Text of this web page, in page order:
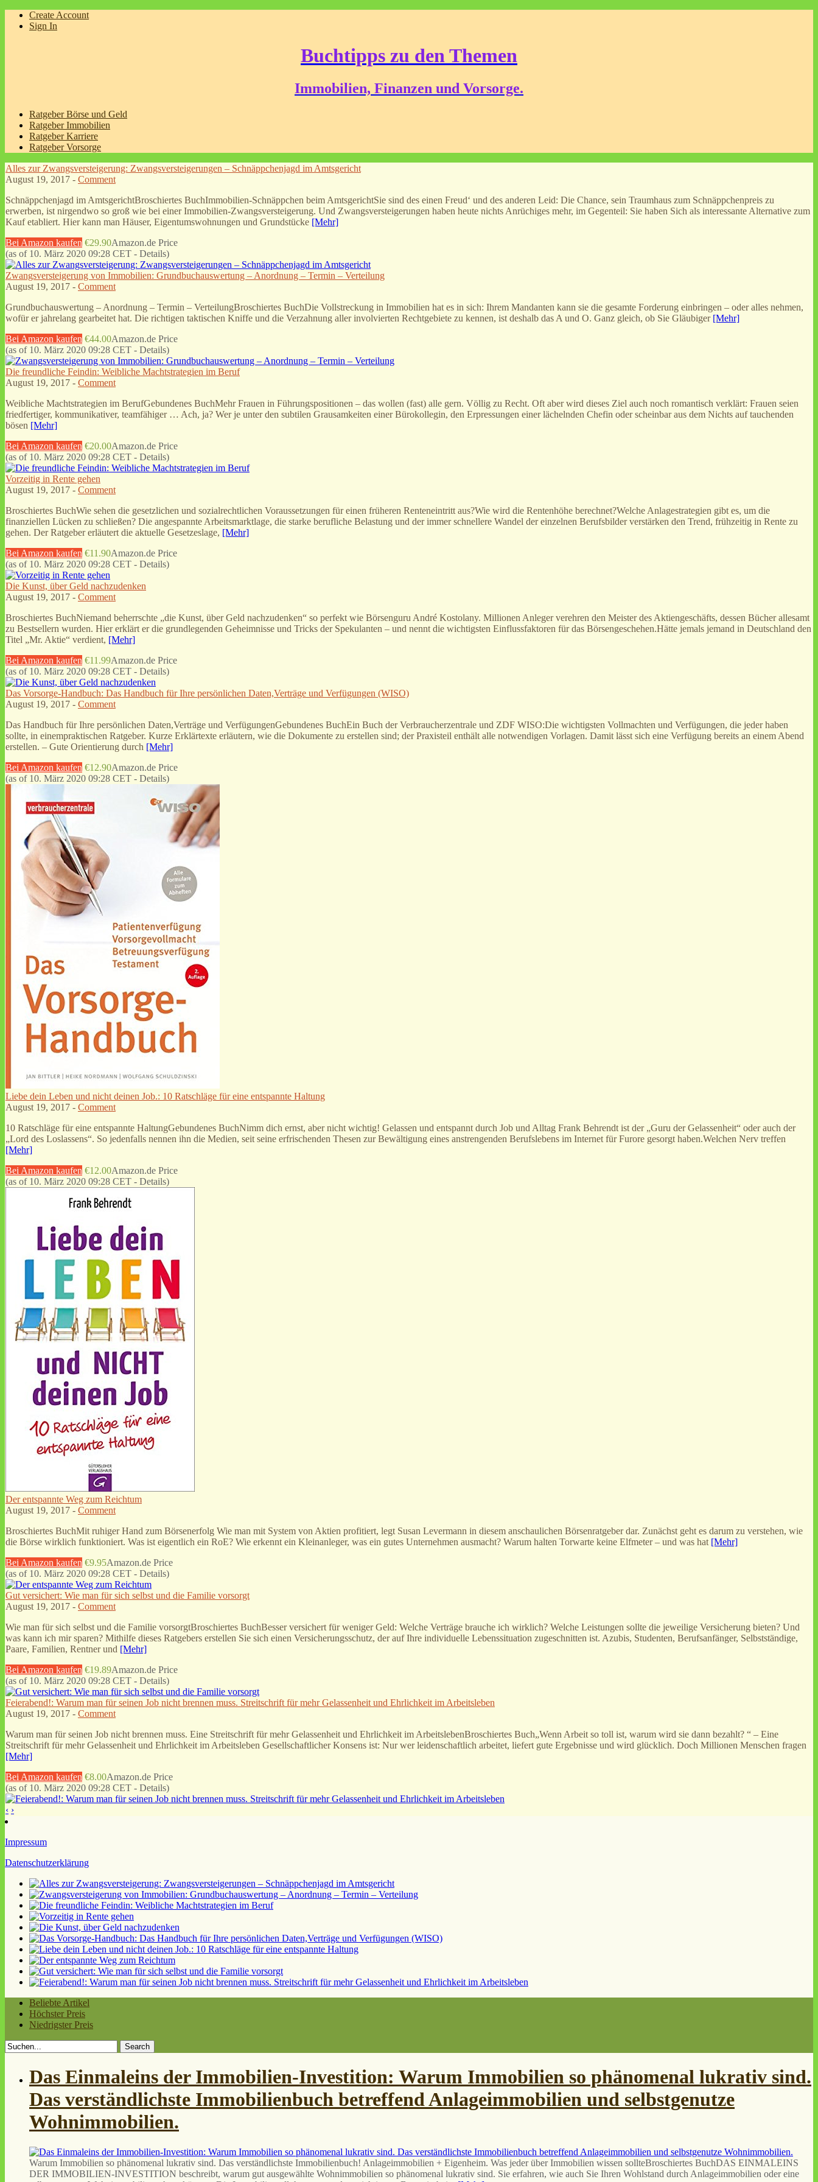
Create Account
Sign In
Buchtipps zu den Themen
Immobilien, Finanzen und Vorsorge.
Ratgeber Börse und Geld
Ratgeber Immobilien
Ratgeber Karriere
Ratgeber Vorsorge
Alles zur Zwangsversteigerung: Zwangsversteigerungen – Schnäppchenjagd im Amtsgericht
August 19, 2017 - Comment
Schnäppchenjagd im AmtsgerichtBroschiertes BuchImmobilien-Schnäppchen beim AmtsgerichtSie sind des einen Freud‘ und des anderen Leid: Die Chance, sein Traumhaus zum Schnäppchenpreis zu
erwerben, ist nirgendwo so groß wie bei einer Immobilien-Zwangsversteigerung. Und Zwangsversteigerungen haben heute nichts Anrüchiges mehr, im Gegenteil: Sie haben Sich als interessante Alternative zum
Kauf etabliert. Hier kann man Häuser, Eigentumswohnungen und Grundstücke [Mehr]
Bei Amazon kaufen €29.90Amazon.de Price
(as of 10. März 2020 09:28 CET - Details)
Zwangsversteigerung von Immobilien: Grundbuchauswertung – Anordnung – Termin – Verteilung
August 19, 2017 - Comment
Grundbuchauswertung – Anordnung – Termin – VerteilungBroschiertes BuchDie Vollstreckung in Immobilien hat es in sich: Ihrem Mandanten kann sie die gesamte Forderung einbringen – oder alles nehmen,
wofür er jahrelang gearbeitet hat. Die richtigen taktischen Kniffe und die Verzahnung aller involvierten Rechtgebiete zu kennen, ist deshalb das A und O. Ganz gleich, ob Sie Gläubiger [Mehr]
Bei Amazon kaufen €44.00Amazon.de Price
(as of 10. März 2020 09:28 CET - Details)
Die freundliche Feindin: Weibliche Machtstrategien im Beruf
August 19, 2017 - Comment
Weibliche Machtstrategien im BerufGebundenes BuchMehr Frauen in Führungspositionen – das wollen (fast) alle gern. Völlig zu Recht. Oft aber wird dieses Ziel auch noch romantisch verklärt: Frauen seien
friedfertiger, kommunikativer, teamfähiger … Ach, ja? Wer je unter den subtilen Grausamkeiten einer Bürokollegin, den Erpressungen einer lächelnden Chefin oder scheinbar aus dem Nichts auf tauchenden
bösen [Mehr]
Bei Amazon kaufen €20.00Amazon.de Price
(as of 10. März 2020 09:28 CET - Details)
Vorzeitig in Rente gehen
August 19, 2017 - Comment
Broschiertes BuchWie sehen die gesetzlichen und sozialrechtlichen Voraussetzungen für einen früheren Renteneintritt aus?Wie wird die Rentenhöhe berechnet?Welche Anlagestrategien gibt es, um die
finanziellen Lücken zu schließen? Die angespannte Arbeitsmarktlage, die starke berufliche Belastung und der immer schnellere Wandel der einzelnen Berufsbilder verstärken den Trend, frühzeitig in Rente zu
gehen. Der Ratgeber erläutert die aktuelle Gesetzeslage, [Mehr]
Bei Amazon kaufen €11.90Amazon.de Price
(as of 10. März 2020 09:28 CET - Details)
Die Kunst, über Geld nachzudenken
August 19, 2017 - Comment
Broschiertes BuchNiemand beherrschte „die Kunst, über Geld nachzudenken“ so perfekt wie Börsenguru André Kostolany. Millionen Anleger verehren den Meister des Aktiengeschäfts, dessen Bücher allesamt
zu Bestsellern wurden. Hier erklärt er die grundlegenden Geheimnisse und Tricks der Spekulanten – und nennt die wichtigsten Einflussfaktoren für das Börsengeschehen.Hätte jemals jemand in Deutschland den
Titel „Mr. Aktie“ verdient, [Mehr]
Bei Amazon kaufen €11.99Amazon.de Price
(as of 10. März 2020 09:28 CET - Details)
Das Vorsorge-Handbuch: Das Handbuch für Ihre persönlichen Daten,Verträge und Verfügungen (WISO)
August 19, 2017 - Comment
Das Handbuch für Ihre persönlichen Daten,Verträge und VerfügungenGebundenes BuchEin Buch der Verbraucherzentrale und ZDF WISO:Die wichtigsten Vollmachten und Verfügungen, die jeder haben
sollte, in einempraktischen Ratgeber. Kurze Erklärtexte erläutern, wie die Dokumente zu erstellen sind; der Praxisteil enthält alle notwendigen Vorlagen. Damit lässt sich eine Verfügung bereits an einem Abend
erstellen. – Gute Orientierung durch [Mehr]
Bei Amazon kaufen €12.90Amazon.de Price
(as of 10. März 2020 09:28 CET - Details)
Liebe dein Leben und nicht deinen Job.: 10 Ratschläge für eine entspannte Haltung
August 19, 2017 - Comment
10 Ratschläge für eine entspannte HaltungGebundenes BuchNimm dich ernst, aber nicht wichtig! Gelassen und entspannt durch Job und Alltag Frank Behrendt ist der „Guru der Gelassenheit“ oder auch der
„Lord des Loslassens“. So jedenfalls nennen ihn die Medien, seit seine erfrischenden Thesen zur Bewältigung eines anstrengenden Berufslebens im Internet für Furore gesorgt haben.Welchen Nerv treffen
[Mehr]
Bei Amazon kaufen €12.00Amazon.de Price
(as of 10. März 2020 09:28 CET - Details)
Der entspannte Weg zum Reichtum
August 19, 2017 - Comment
Broschiertes BuchMit ruhiger Hand zum Börsenerfolg Wie man mit System von Aktien profitiert, legt Susan Levermann in diesem anschaulichen Börsenratgeber dar. Zunächst geht es darum zu verstehen, wie
die Börse wirklich funktioniert. Was ist eigentlich ein RoE? Wie erkennt ein Kleinanleger, was ein gutes Unternehmen ausmacht? Warum halten Torwarte keine Elfmeter – und was hat [Mehr]
Bei Amazon kaufen €9.95Amazon.de Price
(as of 10. März 2020 09:28 CET - Details)
Gut versichert: Wie man für sich selbst und die Familie vorsorgt
August 19, 2017 - Comment
Wie man für sich selbst und die Familie vorsorgtBroschiertes BuchBesser versichert für weniger Geld: Welche Verträge brauche ich wirklich? Welche Leistungen sollte die jeweilige Versicherung bieten? Und
was kann ich mir sparen? Mithilfe dieses Ratgebers erstellen Sie sich einen Versicherungsschutz, der auf Ihre individuelle Lebenssituation zugeschnitten ist. Azubis, Studenten, Berufsanfänger, Selbstständige,
Paare, Familien, Rentner und [Mehr]
Bei Amazon kaufen €19.89Amazon.de Price
(as of 10. März 2020 09:28 CET - Details)
Feierabend!: Warum man für seinen Job nicht brennen muss. Streitschrift für mehr Gelassenheit und Ehrlichkeit im Arbeitsleben
August 19, 2017 - Comment
Warum man für seinen Job nicht brennen muss. Eine Streitschrift für mehr Gelassenheit und Ehrlichkeit im ArbeitslebenBroschiertes Buch„Wenn Arbeit so toll ist, warum wird sie dann bezahlt? “ – Eine
Streitschrift für mehr Gelassenheit und Ehrlichkeit im Arbeitsleben Gesellschaftlicher Konsens ist: Nur wer leidenschaftlich arbeitet, liefert gute Ergebnisse und wird glücklich. Doch Millionen Menschen fragen
[Mehr]
Bei Amazon kaufen €8.00Amazon.de Price
(as of 10. März 2020 09:28 CET - Details)
‹ ›
Impressum
Datenschutzerklärung
Beliebte Artikel
Höchster Preis
Niedrigster Preis
Search
for:
Das Einmaleins der Immobilien-Investition: Warum Immobilien so phänomenal lukrativ sind.
Das verständlichste Immobilienbuch betreffend Anlageimmobilien und selbstgenutze
Wohnimmobilien.
Warum Immobilien so phänomenal lukrativ sind. Das verständlichste Immobilienbuch! Anlageimmobilien + Eigenheim. Was jeder über Immobilien wissen sollteBroschiertes BuchDAS EINMALEINS
DER IMMOBILIEN-INVESTITION beschreibt, warum gut ausgewählte Wohnimmobilien so phänomenal lukrativ sind. Sie erfahren, wie auch Sie Ihren Wohlstand durch Anlageimmobilien oder eine